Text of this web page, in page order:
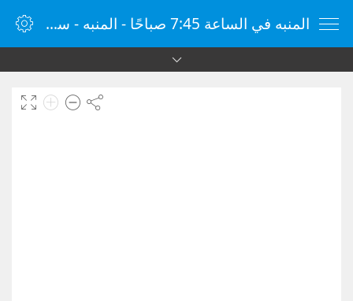
المنبه في الساعة 7:45 صباحًا - المنبه - ساعة منبه الإنترنت